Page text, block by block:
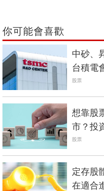
你可能會喜歡
中砂、
台積電
長列車
股票
想靠股
市？投
最好預
股票
定存股
在適合